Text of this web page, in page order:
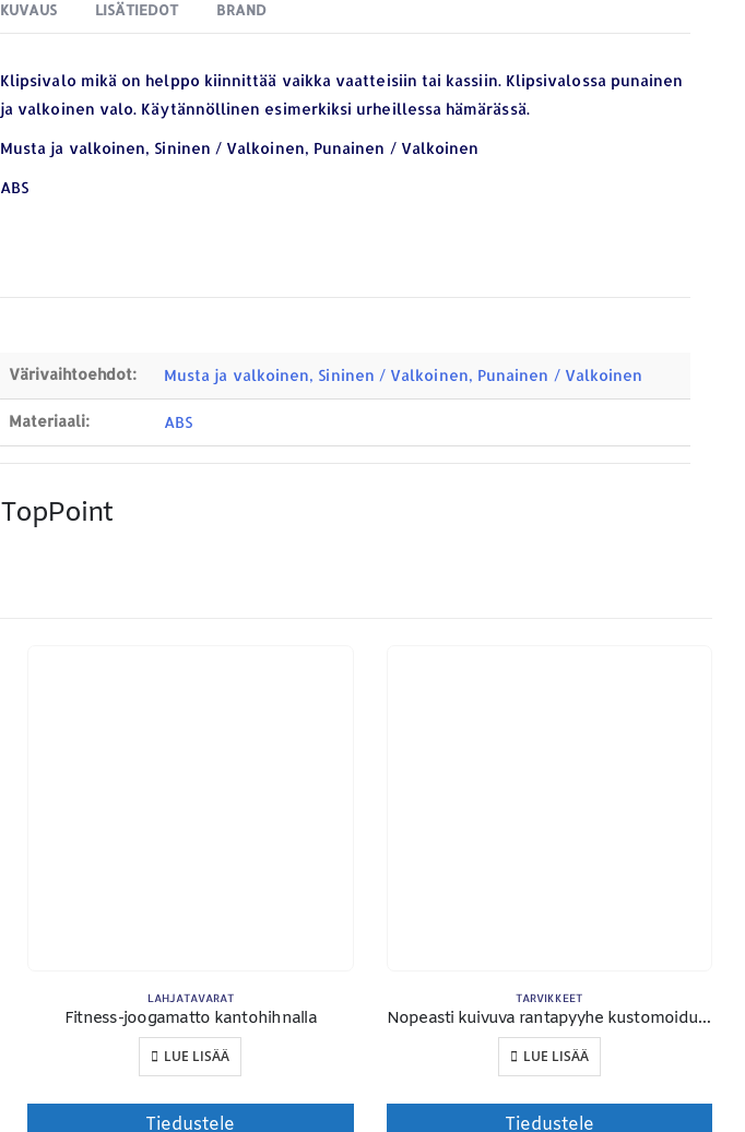
KUVAUS LISÄTIEDOT BRAND
Klipsivalo mikä on helppo kiinnittää vaikka vaatteisiin tai kassiin. Klipsivalossa punainen
ja valkoinen valo. Käytännöllinen esimerkiksi urheillessa hämärässä.
Musta ja valkoinen, Sininen / Valkoinen, Punainen / Valkoinen
ABS
Värivaihtoehdot: Musta ja valkoinen, Sininen / Valkoinen, Punainen / Valkoinen
Materiaali: ABS
TopPoint
LAHJATAVARAT
Fitness-joogamatto kantohihnalla
LUE LISÄÄ
Tiedustele
TARVIKKEET
Nopeasti kuivuva rantapyyhe kustomoidulla printill
LUE LISÄÄ
Tiedustele